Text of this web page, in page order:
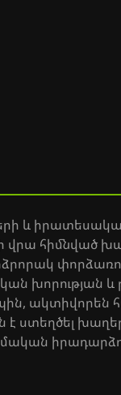
և
վրա հիմնված
խորության և
ակտիվորեն
խաղեր,